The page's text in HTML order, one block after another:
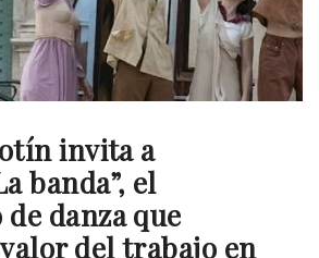
invita a
banda”, el
danza que
del trabajo en